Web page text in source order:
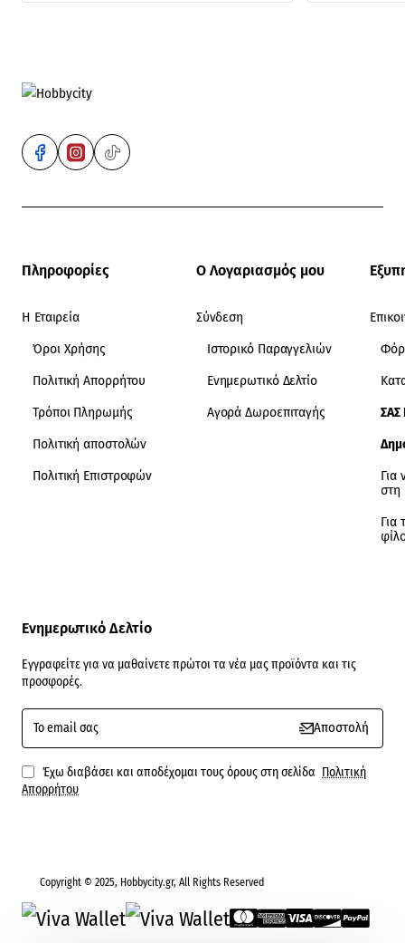
Πληροφορίες
Η Εταιρεία
Όροι Χρήσης
Πολιτική Απορρήτου
Τρόποι Πληρωμής
Πολιτική αποστολών
Πολιτική Επιστροφών
Ο Λογαριασμός μου
Σύνδεση
Ιστορικό Παραγγελιών
Ενημερωτικό Δελτίο
Αγορά Δωροεπιταγής ΣΑΣ
Για
Για
Ενημερωτικό Δελτίο
Εγγραφείτε για να μαθαίνετε πρώτοι τα νέα μας προϊόντα και τις
προσφορές.
To
email
σας
Αποστολή
Έχω διαβάσει και αποδέχομαι τους όρους στη σελίδα Πολιτική
Απορρήτου
Copyright © 2025, Hobbycity.gr, All Rights Reserved